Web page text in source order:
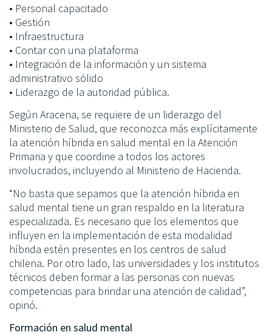
• Personal capacitado
• Gestión
• Infraestructura
• Contar con una plataforma
• Integración de la información y un sistema
administrativo sólido
• Liderazgo de la autoridad pública.
Según Aracena, se requiere de un liderazgo del
Ministerio de Salud, que reconozca más explícitamente
la atención híbrida en salud mental en la Atención
Primaria y que coordine a todos los actores
involucrados, incluyendo al Ministerio de Hacienda.
“No basta que sepamos que la atención híbrida en
salud mental tiene un gran respaldo en la literatura
especializada. Es necesario que los elementos que
influyen en la implementación de esta modalidad
híbrida estén presentes en los centros de salud
chilena. Por otro lado, las universidades y los institutos
técnicos deben formar a las personas con nuevas
competencias para brindar una atención de calidad”,
opinó.
Formación en salud mental